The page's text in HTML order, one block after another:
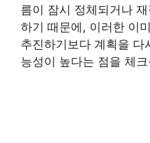
름이 잠시 정체되거나
하기 때문에, 이러한 이
추진하기보다 계획을
능성이 높다는 점을 체